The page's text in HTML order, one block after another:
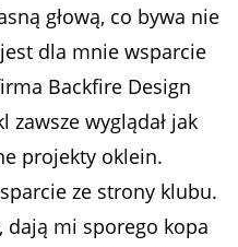
głową, co bywa nie
dla mnie wsparcie
Backfire Design
wyglądał jak
projekty oklein.
ze strony klubu.
dają mi sporego kopa